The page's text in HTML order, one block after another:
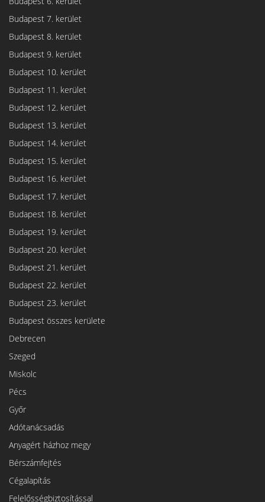
Budapest 7. kerület
Budapest 8. kerület
Budapest 9. kerület
Budapest 10. kerület
Budapest 11. kerület
Budapest 12. kerület
Budapest 13. kerület
Budapest 14. kerület
Budapest 15. kerület
Budapest 16. kerület
Budapest 17. kerület
Budapest 18. kerület
Budapest 19. kerület
Budapest 20. kerület
Budapest 21. kerület
Budapest 22. kerület
Budapest 23. kerület
Budapest összes kerülete
Debrecen
Szeged
Miskolc
Pécs
Győr
Adótanácsadás
Anyagért házhoz megy
Bérszámfejtés
Cégalapítás
Felelősségbiztosítással